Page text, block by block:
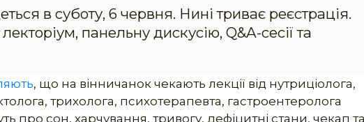
в суботу, 6 червня. Нині триває реєстрація.
панельну дискусію, Q&A-сесії та
, що на вінничанок чекають лекції від нутриціолога,
трихолога, психотерапевта, гастроентеролога
про сон, харчування, тривогу, дефіцитні стани, чекап та